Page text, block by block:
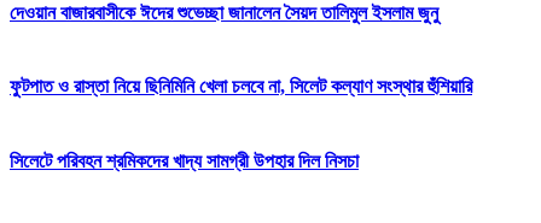
দেওয়ান বাজারবাসীকে ঈদের শুভেচ্ছা জানালেন সৈয়দ তালিমুল ইসলাম জুনু
ফুটপাত ও রাস্তা নিয়ে ছিনিমিনি খেলা চলবে না, সিলেট কল্যাণ সংস্থার হুঁশিয়ারি
সিলেটে পরিবহন শ্রমিকদের খাদ্য সামগ্রী উপহার দিল নিসচা